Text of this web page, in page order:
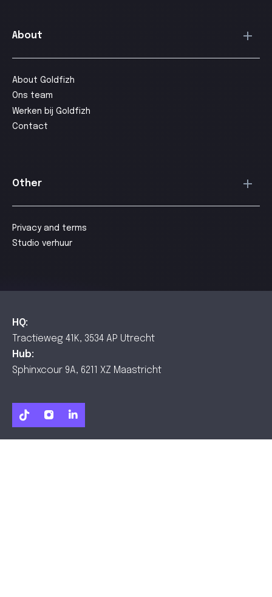
About
About Goldfizh
Ons team
Werken bij Goldfizh
Contact
Other
Privacy and terms
Studio verhuur
HQ:
Tractieweg 41K, 3534 AP Utrecht
Hub:
Sphinxcour 9A, 6211 XZ Maastricht